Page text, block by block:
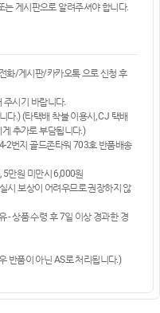
는 게시판으로 알려주셔야 합니다.
화/게시판/카카오톡 으로 신청 후
시기 바랍니다.
다.) (타택배 착불 이용시, CJ 택배
추가로 부담됩니다.)
2번지 골드존타워 703호 반품배송
5만원 미만시 6,000원
시 보상이 어려우므로 권장하지 않
- 상품 수령 후 7일 이상 경과한 경
반품이 아닌 AS로 처리됩니다.)